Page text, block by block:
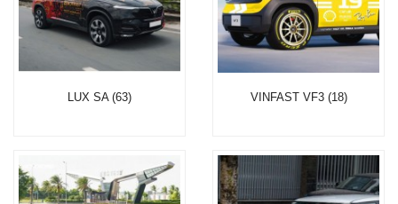
LUX SA (63) VINFAST VF3 (18)